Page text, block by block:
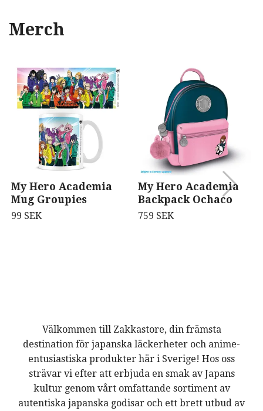
Merch
My Hero Academia
Mug Groupies
99 SEK
My Hero Academia
Backpack Ochaco
759 SEK
Välkommen till Zakkastore, din främsta
destination för japanska läckerheter och anime-
entusiastiska produkter här i Sverige! Hos oss
strävar vi efter att erbjuda en smak av Japans
kultur genom vårt omfattande sortiment av
autentiska japanska godisar och ett brett utbud av